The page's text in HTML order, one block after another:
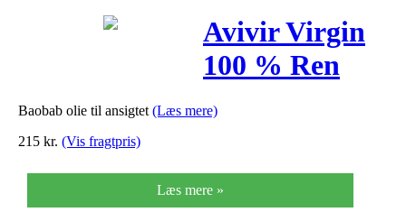
Avivir Virgin
100 % Ren
Baobab Oil –
Baobab olie til ansigtet (Læs mere)
215 kr. (Vis fragtpris)
Læs mere »